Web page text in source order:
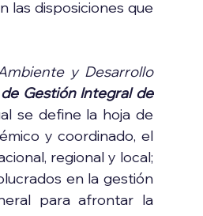
las disposiciones que
y Desarrollo
Gestión Integral de
se define la hoja de
y coordinado, el
regional y local;
en la gestión
para afrontar la